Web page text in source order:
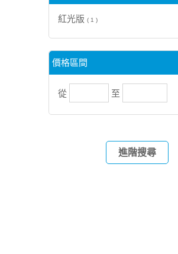
紅光版 ( 1 )
價格區間
從 至
進階搜尋